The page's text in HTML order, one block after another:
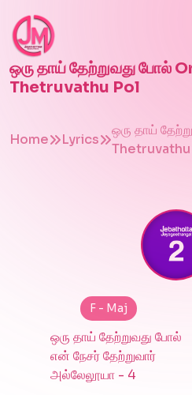
ஒரு தாய் தேற்றுவது போல்
Thetruvathu Pol
Home Lyrics
ஒரு தாய்
Thetruvathu
F - Maj
ஒரு தாய் தேற்றுவது போல்
என் நேசர் தேற்றுவார்
அல்லேலூயா - 4